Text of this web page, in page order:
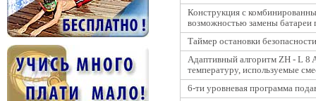
Конструкция с
возможностью замены батареи
Таймер остановки
Адаптивный алгоритм ZH - L 8
температуру, используемые
6-ти уровневая программа